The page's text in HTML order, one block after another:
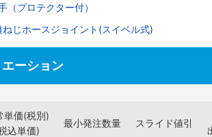
（プロテクター付）
じホースジョイント(スイベル式)
ーション
単価(税別)
込単価)
最小発注数量 スライド値引